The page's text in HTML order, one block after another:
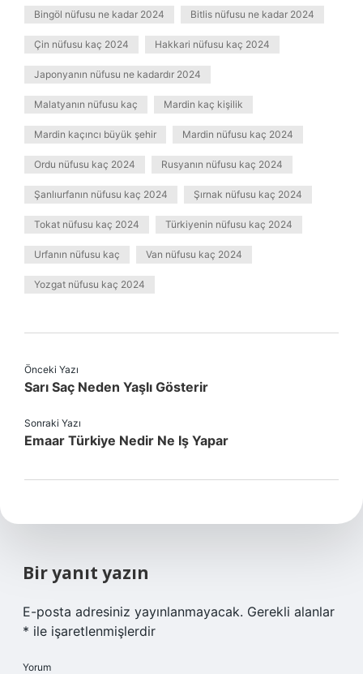
Bingöl nüfusu ne kadar 2024 Bitlis nüfusu ne kadar 2024
Çin nüfusu kaç 2024 Hakkari nüfusu kaç 2024
Japonyanın nüfusu ne kadardır 2024
Malatyanın nüfusu kaç Mardin kaç kişilik
Mardin kaçıncı büyük şehir Mardin nüfusu kaç 2024
Ordu nüfusu kaç 2024 Rusyanın nüfusu kaç 2024
Şanlıurfanın nüfusu kaç 2024 Şırnak nüfusu kaç 2024
Tokat nüfusu kaç 2024 Türkiyenin nüfusu kaç 2024
Urfanın nüfusu kaç Van nüfusu kaç 2024
Yozgat nüfusu kaç 2024
Önceki Yazı
Sarı Saç Neden Yaşlı Gösterir
Sonraki Yazı
Emaar Türkiye Nedir Ne Iş Yapar
Bir yanıt yazın
E-posta adresiniz yayınlanmayacak. Gerekli alanlar
* ile işaretlenmişlerdir
Yorum